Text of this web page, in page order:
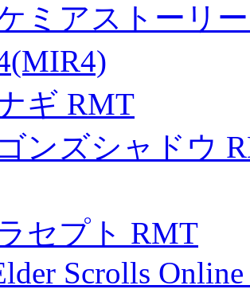
ミアストーリ
ギ RMT
ンズシャドウ
セプト RMT
Scrolls